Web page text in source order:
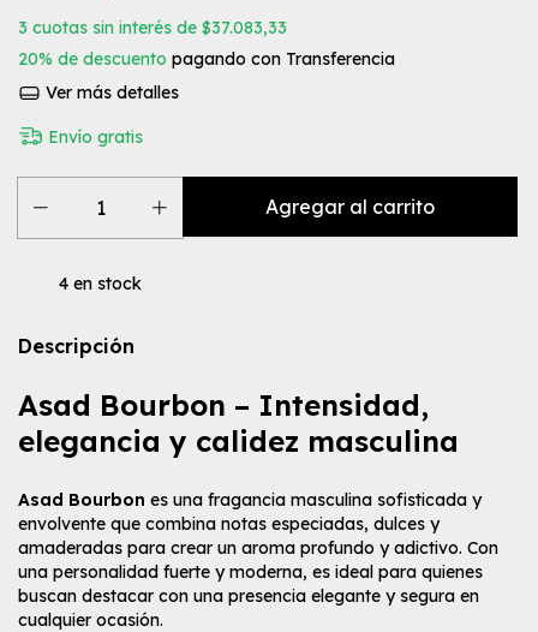
3 cuotas sin interés de $37.083,33
20% de descuento pagando con Transferencia
Ver más detalles
Envío gratis
4 en stock
Descripción
Asad Bourbon – Intensidad,
elegancia y calidez masculina
Asad Bourbon es una fragancia masculina sofisticada y
envolvente que combina notas especiadas, dulces y
amaderadas para crear un aroma profundo y adictivo. Con
una personalidad fuerte y moderna, es ideal para quienes
buscan destacar con una presencia elegante y segura en
cualquier ocasión.